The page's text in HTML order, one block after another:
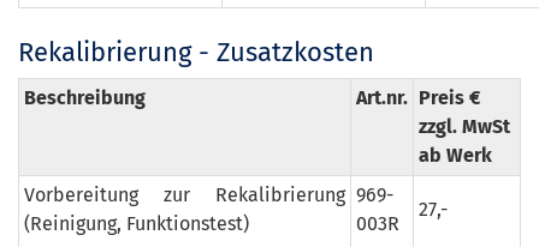
Rekalibrierung - Zusatzkosten
Beschreibung Art.nr. Preis €
zzgl. MwSt
ab Werk
Vorbereitung zur Rekalibrierung
(Reinigung, Funktionstest)
969-
003R
27,-